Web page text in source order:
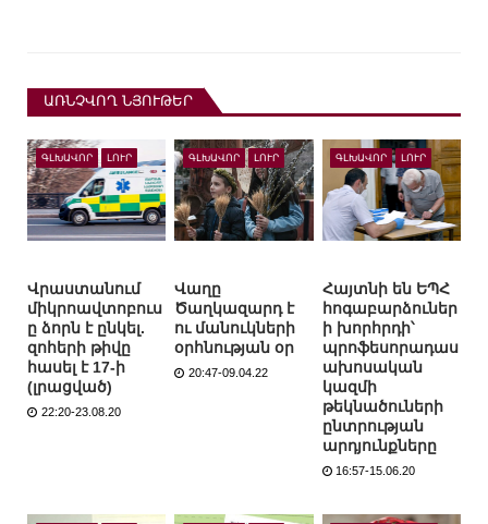
ԱՌՆՉՎՈՂ ՆՅՈՒԹԵՐ
ԳԼԽԱՎՈՐ ԼՈՒՐ
Վրաստանում
միկրոավտոբուս
ը ձորն է ընկել.
զոհերի թիվը
հասել է 17-ի
(լրացված)
22:20-23.08.20
ԳԼԽԱՎՈՐ ԼՈՒՐ
Վաղը
Ծաղկազարդ է
ու մանուկների
օրհնության օր
20:47-09.04.22
ԳԼԽԱՎՈՐ ԼՈՒՐ
Հայտնի են ԵՊՀ
հոգաբարձուներ
ի խորհրդի՝
պրոֆեսորադաս
ախոսական
կազմի
թեկնածուների
ընտրության
արդյունքները
16:57-15.06.20